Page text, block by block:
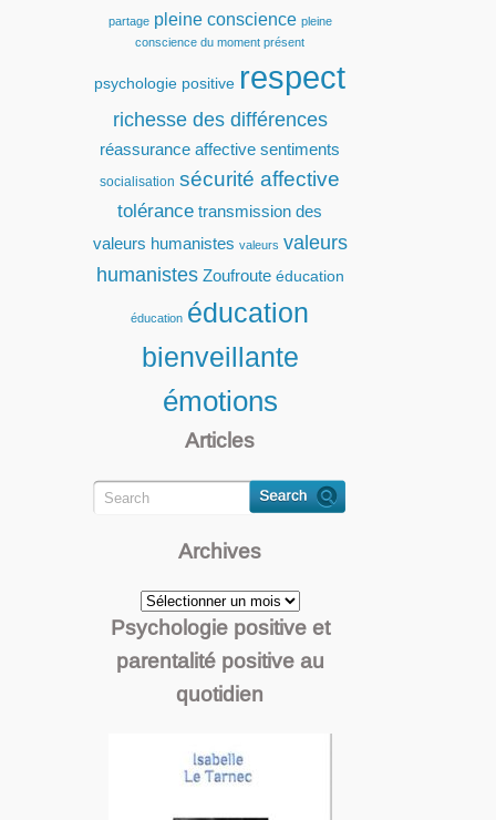
partage pleine conscience pleine
conscience du moment présent
psychologie positive respect
richesse des différences
réassurance affective sentiments
socialisation sécurité affective
tolérance transmission des
valeurs humanistes valeurs valeurs
humanistes Zoufroute éducation
éducation éducation
bienveillante
émotions
Articles
Archives
Archives
Psychologie positive et
parentalité positive au
quotidien